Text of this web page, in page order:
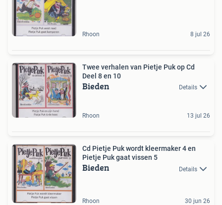
Rhoon 8 jul 26
Twee verhalen van Pietje Puk op Cd
Deel 8 en 10
Bieden Details
Rhoon 13 jul 26
Cd Pietje Puk wordt kleermaker 4 en
Pietje Puk gaat vissen 5
Bieden Details
Rhoon 30 jun 26